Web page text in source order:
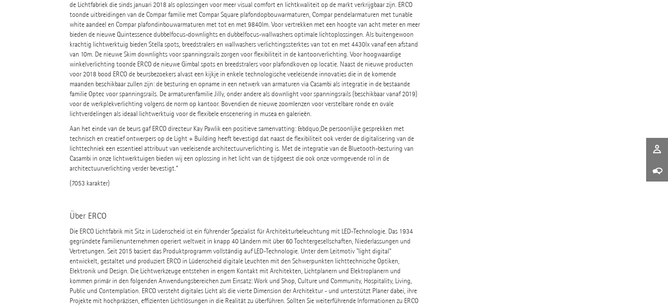
de Lichtfabriek die sinds januari 2018 als oplossingen voor meer visual comfort en lichtkwaliteit op de markt verkrijgbaar zijn. ERCO
toonde uitbreidingen van de Compar familie met Compar Square plafondopbouwarmaturen, Compar pendelarmaturen met tunable
white aandeel en Compar plafondinbouwarmaturen met tot en met 9840lm. Voor vertrekken met een hoogte van acht meter en meer
bieden de nieuwe Quintessence dubbelfocus-downlights en dubbelfocus-wallwashers optimale lichtoplossingen. Als buitengewoon
krachtig lichtwerktuig bieden Stella spots, breedstralers en wallwashers verlichtingssterktes van tot en met 4430lx vanaf een afstand
van 10m. De nieuwe Skim downlights voor spanningsrails zorgen voor flexibiliteit in de kantoorverlichting. Voor hoogwaardige
winkelverlichting toonde ERCO de nieuwe Gimbal spots en breedstralers voor plafondkoven op locatie. Naast de nieuwe producten
voor 2018 bood ERCO de beursbezoekers alvast een kijkje in enkele technologische veeleisende innovaties die in de komende
maanden beschikbaar zullen zijn: de besturing en opname in een netwerk van armaturen via Casambi als integratie in de bestaande
familie Optec voor spanningsrails. De armaturenfamilie Jilly, onder andere als downlight voor spanningsrails (beschikbaar vanaf 2019)
voor de werkplekverlichting volgens de norm op kantoor. Bovendien de nieuwe zoomlenzen voor verstelbare ronde en ovale
lichtverdelingen als ideaal lichtwerktuig voor de flexibele enscenering in musea en galerieën.
Aan het einde van de beurs gaf ERCO directeur Kay Pawlik een positieve samenvatting: &bdquo;De persoonlijke gesprekken met
technisch en creatief ontwerpers op de Light + Building heeft bevestigd dat naast de flexibiliteit ook verder de digitalisering van de
lichttechniek een essentieel attribuut van veeleisende architectuurverlichting is. Met de integratie van de Bluetooth-besturing van
Casambi in onze lichtwerktuigen bieden wij een oplossing in het licht van de tijdgeest die ook onze vormgevende rol in de
architectuurverlichting verder bevestigt.“
(7053 karakter)
Über ERCO
Die ERCO Lichtfabrik mit Sitz in Lüdenscheid ist ein führender Spezialist für Architekturbeleuchtung mit LED-Technologie. Das 1934
gegründete Familienunternehmen operiert weltweit in knapp 40 Ländern mit über 60 Tochtergesellschaften, Niederlassungen und
Vertretungen. Seit 2015 basiert das Produktprogramm vollständig auf LED-Technologie. Unter dem Leitmotiv "light digital"
entwickelt, gestaltet und produziert ERCO in Lüdenscheid digitale Leuchten mit den Schwerpunkten lichttechnische Optiken,
Elektronik und Design. Die Lichtwerkzeuge entstehen in engem Kontakt mit Architekten, Lichtplanern und Elektroplanern und
kommen primär in den folgenden Anwendungsbereichen zum Einsatz: Work und Shop, Culture und Community, Hospitality, Living,
Public und Contemplation. ERCO versteht digitales Licht als die vierte Dimension der Architektur - und unterstützt Planer dabei, ihre
Projekte mit hochpräzisen, effizienten Lichtlösungen in die Realität zu überführen. Sollten Sie weiterführende Informationen zu ERCO